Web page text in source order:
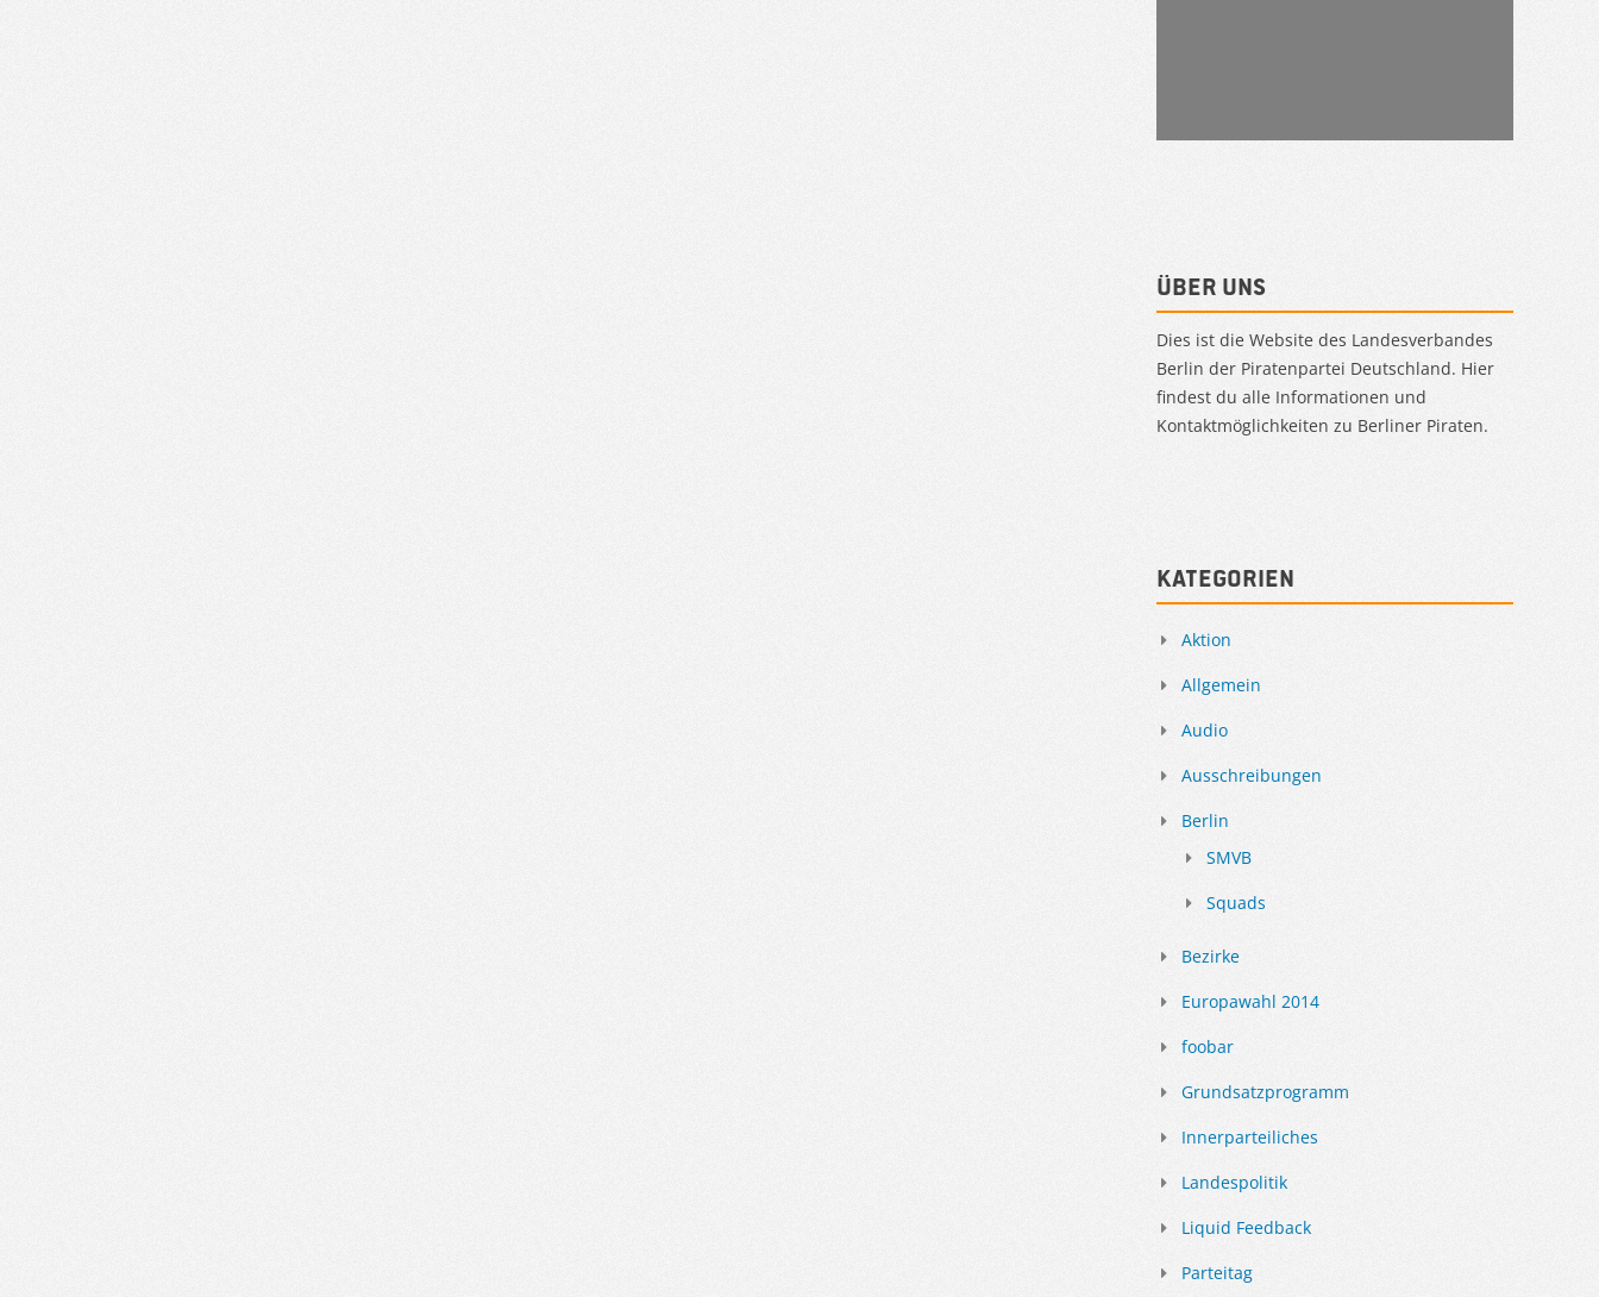
Über uns
Dies ist die Website des Landesverbandes
Berlin der Piratenpartei Deutschland. Hier
findest du alle Informationen und
Kontaktmöglichkeiten zu Berliner Piraten.
Kategorien
Aktion
Allgemein
Audio
Ausschreibungen
Berlin
SMVB
Squads
Bezirke
Europawahl 2014
foobar
Grundsatzprogramm
Innerparteiliches
Landespolitik
Liquid Feedback
Parteitag